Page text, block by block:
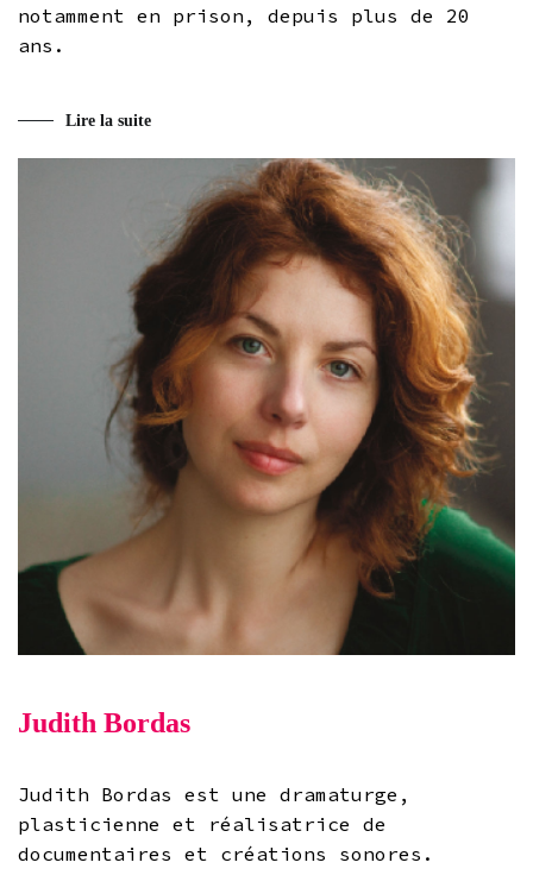
notamment en prison, depuis plus de 20
ans.
Lire la suite
Judith Bordas
Judith Bordas est une dramaturge,
plasticienne et réalisatrice de
documentaires et créations sonores.